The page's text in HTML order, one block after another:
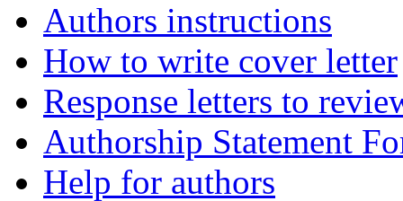
Authors instructions
How to write cover letter
Response letters to
Authorship Statement
Help for authors